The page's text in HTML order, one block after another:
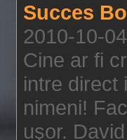
Succes
2010-10-
Cine ar fi
intre direct
nimeni!
uşor.